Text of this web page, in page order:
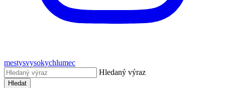
mestysvysokychlumec
Hledaný výraz
Hledat